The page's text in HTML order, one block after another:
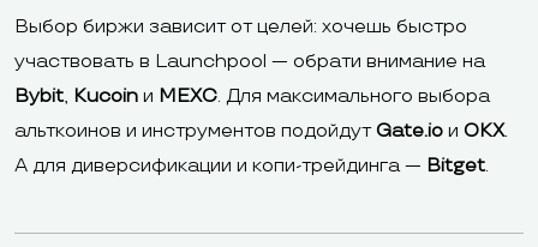
Выбор биржи зависит от целей: хочешь быстро
участвовать в Launchpool — обрати внимание на
Bybit, Kucoin и MEXC. Для максимального выбора
альткоинов и инструментов подойдут Gate.io и OKX.
А для диверсификации и копи-трейдинга — Bitget.